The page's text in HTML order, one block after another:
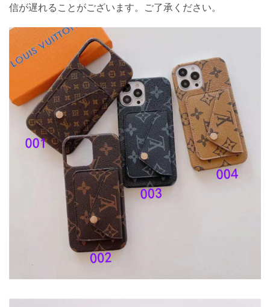
信が遅れることがございます。ご了承ください。